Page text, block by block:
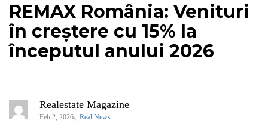
REMAX România: Venituri
în creștere cu 15% la
începutul anului 2026
Realestate Magazine
Feb 2, 2026, Real News